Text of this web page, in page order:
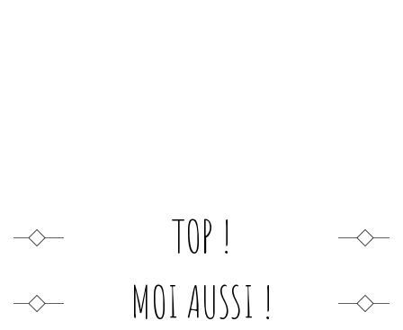
TOP !
MOI AUSSI !